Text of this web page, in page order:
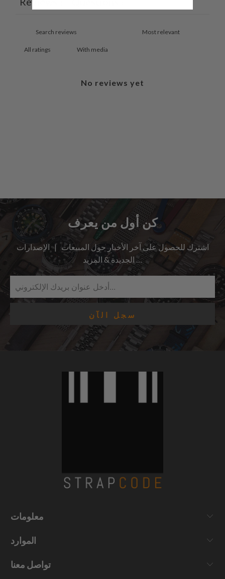
With media
No reviews yet
كن أول من يعرف
اشترك للحصول على آخر الأخبار حول المبيعات | الإصدارات
الجديدة & المزيد …
معلومات
الموارد
تواصل معنا